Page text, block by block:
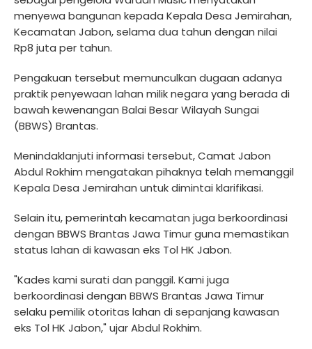
menyewa bangunan kepada Kepala Desa Jemirahan,
Kecamatan Jabon, selama dua tahun dengan nilai
Rp8 juta per tahun.
Pengakuan tersebut memunculkan dugaan adanya
praktik penyewaan lahan milik negara yang berada di
bawah kewenangan Balai Besar Wilayah Sungai
(BBWS) Brantas.
Menindaklanjuti informasi tersebut, Camat Jabon
Abdul Rokhim mengatakan pihaknya telah memanggil
Kepala Desa Jemirahan untuk dimintai klarifikasi.
Selain itu, pemerintah kecamatan juga berkoordinasi
dengan BBWS Brantas Jawa Timur guna memastikan
status lahan di kawasan eks Tol HK Jabon.
"Kades kami surati dan panggil. Kami juga
berkoordinasi dengan BBWS Brantas Jawa Timur
selaku pemilik otoritas lahan di sepanjang kawasan
eks Tol HK Jabon," ujar Abdul Rokhim.